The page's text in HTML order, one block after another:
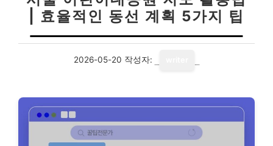
| 효율적인 동선 계획 5가지 팁
2026-05-20 작성자: